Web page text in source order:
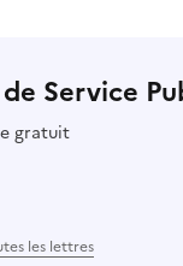
Service
gratuit
les lettres